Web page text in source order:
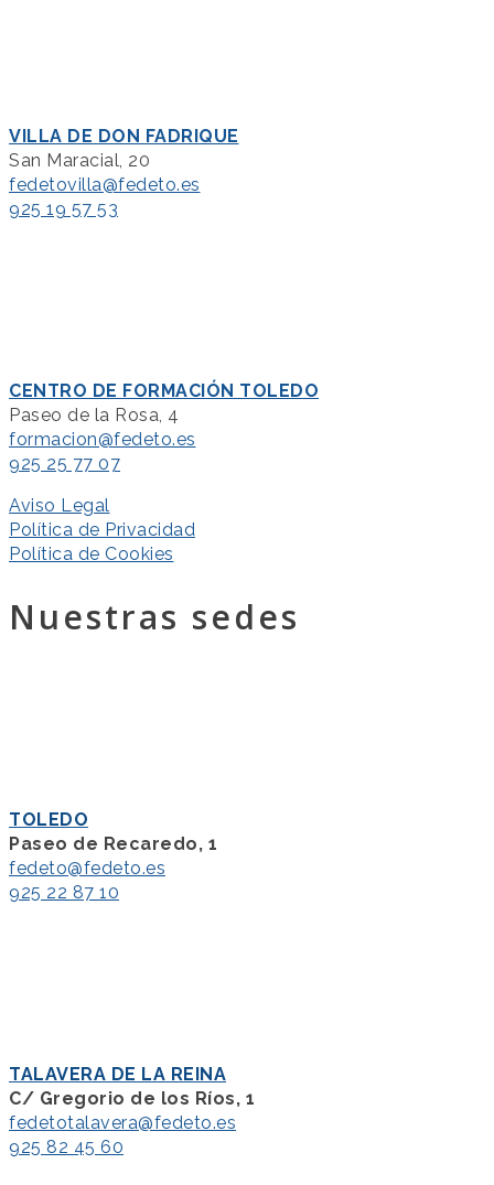
VILLA DE DON FADRIQUE
San Maracial, 20
fedetovilla@fedeto.es
925 19 57 53
CENTRO DE FORMACIÓN TOLEDO
Paseo de la Rosa, 4
formacion@fedeto.es
925 25 77 07
Aviso Legal
Política de Privacidad
Política de Cookies
Nuestras sedes
TOLEDO
Paseo de Recaredo, 1
fedeto@fedeto.es
925 22 87 10
TALAVERA DE LA REINA
C/ Gregorio de los Ríos, 1
fedetotalavera@fedeto.es
925 82 45 60